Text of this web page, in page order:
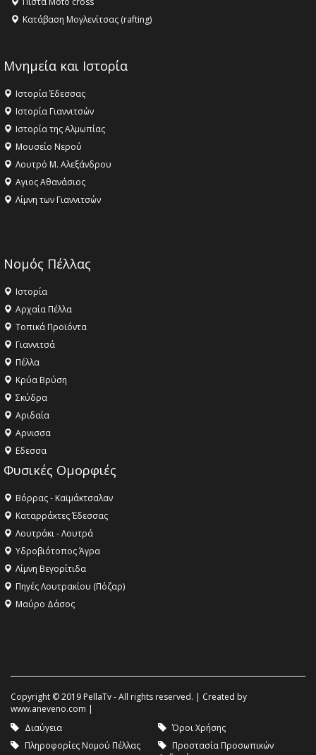
Κατάβαση Μογλενίτσας (rafting)
Μνημεία και Ιστορία
Ιστορία Έδεσσας
Ιστορία Γιαννιτσών
Ιστορία της Αλμωπίας
Μουσείο Νερού
Λουτρό Μ. Αλεξάνδρου
Αγιος Αθανάσιος
Λίμνη των Γιαννιτσών
Νομός Πέλλας
Ιστορία
Αρχαία Πέλλα
Τοπικά Προϊόντα
Γιαννιτσά
Πέλλα
Κρύα Βρύση
Σκύδρα
Αριδαία
Aρνισσα
Eδεσσα
Φυσικές Ομορφιές
Βόρρας - Καϊμάκτσαλαν
Καταρράκτες Έδεσσας
Λουτράκι - Λουτρά
Υδροβιότοπος Άγρα
Λίμνη Βεγορίτιδα
Πηγές Λουτρακίου (Πόζαρ)
Μαύρο Δάσος
Copyright © 2019 PellaTv - All rights reserved. | Created by
www.aneveno.com |
Διαύγεια
Όροι Χρήσης
Πληροφορίες Νομού Πέλλας
Προστασία Προσωπικών